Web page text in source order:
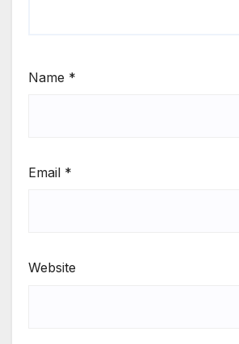
Name *
Email *
Website